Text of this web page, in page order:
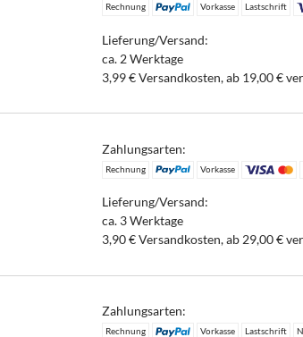
Rechnung Vorkasse Lastschrift
Lieferung/Versand:
ca. 2 Werktage
3,99 € Versandkosten, ab 19,00 €
Zahlungsarten:
Rechnung Vorkasse
Lieferung/Versand:
ca. 3 Werktage
3,90 € Versandkosten, ab 29,00 €
Zahlungsarten:
Rechnung Vorkasse Lastschrift